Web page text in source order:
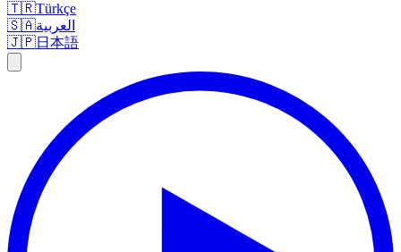
🇹🇷Türkçe
🇸🇦العربية
🇯🇵日本語